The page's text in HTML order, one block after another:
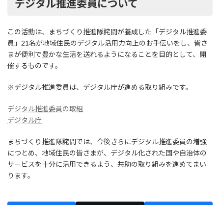
デジタル推進委員について
この活動は、まちづくり推進隊詫間が養成した「デジタル推進委
員」21名が地域住民のデジタル活用力向上のお手伝いをし、皆さ
まが便利で豊かな生活を送れるようになることを目的として、開
催するものです。
※デジタル推進委員は、デジタル庁が進める取り組みです。
デジタル推進委員の取組
デジタル庁
まちづくり推進隊詫間では、今後さらにデジタル推進委員の増強
につとめ、地域住民の皆さまが、デジタル化された国や自治体の
サービスを十分に活用できるよう、共助の取り組みを進めてまい
ります。